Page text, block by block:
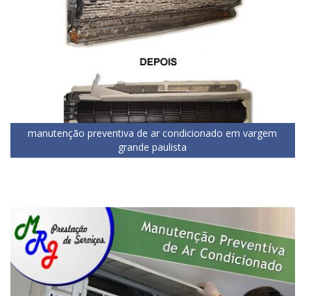
manutenção preventiva de ar condicionado em vargem
grande paulista